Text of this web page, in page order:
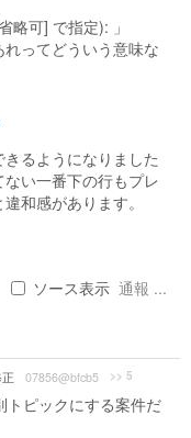
略可] で指定): 」
ってどういう意味な
るようになりました
い一番下の行もプレ
和感があります。
ソース表示 通報 ...
07856@bfcb5 >> 5
トピックにする案件だ